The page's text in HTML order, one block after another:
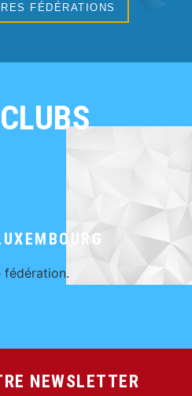
FÉDÉRATIONS
fédération.
NEWSLETTER